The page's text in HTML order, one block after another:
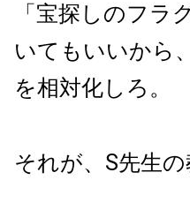
「宝探しのフラ
いてもいいから
を相対化しろ。
それが、S先生